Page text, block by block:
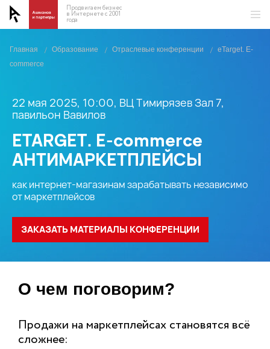
Продвигаем бизнес
в Интернете с 2001
года
Главная / Образование / Отраслевые конференции / eTarget. E-
commerce
22 мая 2025, 10:00, ВЦ Тимирязев Зал 7,
павильон Вавилов
ETARGET. E-commerce
АНТИМАРКЕТПЛЕЙСЫ
как интернет-магазинам зарабатывать независимо
от маркетплейсов
ЗАКАЗАТЬ МАТЕРИАЛЫ КОНФЕРЕНЦИИ
О чем поговорим?
Продажи на маркетплейсах становятся всё
сложнее: